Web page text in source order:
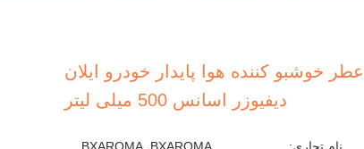
عطر خوشبو کننده هوا پایدار خودرو ایلان
دیفیوزر اسانس 500 میلی لیتر